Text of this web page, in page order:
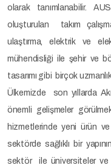
olarak tanımlanabilir.
oluşturulan takım
ulaştırma, elektrik ve
mühendisliği ile şehir ve
tasarımı gibi birçok
Ülkemizde son yıllarda
önemli gelişmeler
hizmetlerinde yeni ürün
sektörde sağlıklı bir
sektör ile üniversiteler ve